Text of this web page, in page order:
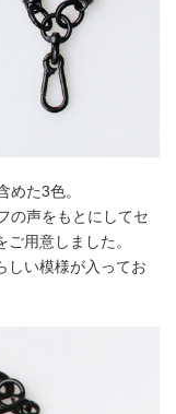
た3色。
の声をもとにしてセ
用意しました。
しい模様が入ってお